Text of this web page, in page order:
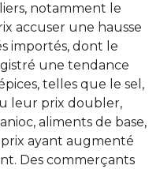
notamment le
accuser une hausse
importés, dont le
une tendance
telles que le sel,
leur prix doubler,
aliments de base,
prix ayant augmenté
Des commerçants